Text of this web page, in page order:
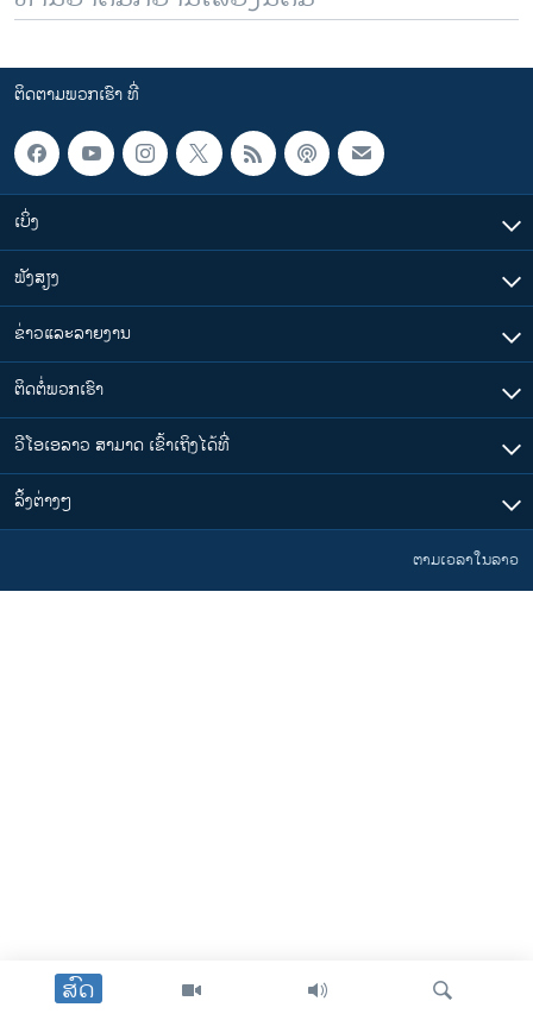
ສົດ
ຕິດຕາມພວກເຮົາ ທີ່
ເບິ່ງ
ຟັງສຽງ
ຂ່າວແລະລາຍງານ
ຕິດຕໍ່ພວກເຮົາ
ວີໂອເອລາວ ສາມາດ ເຂົ້າເຖິງໄດ້ທີ່
​ລິ້ງ​ຕ່າງໆ
ຕາມເວລາໃນລາວ